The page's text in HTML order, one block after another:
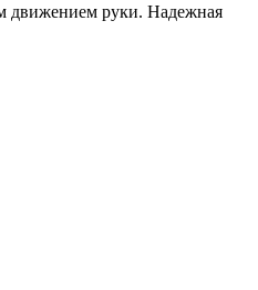
движением руки. Надежная